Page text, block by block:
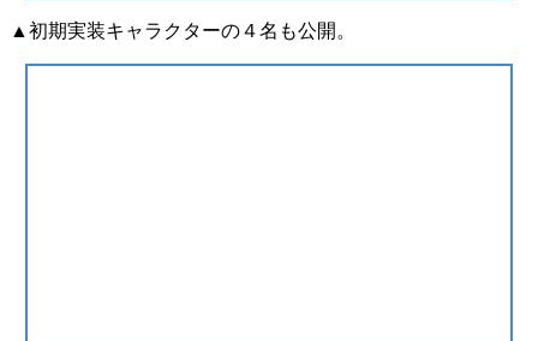
▲初期実装キャラクターの４名も公開。